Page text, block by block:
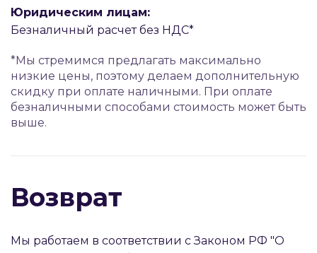
Юридическим лицам:
Безналичный расчет без НДС*
*Мы стремимся предлагать максимально
низкие цены, поэтому делаем дополнительную
скидку при оплате наличными. При оплате
безналичными способами стоимость может быть
выше.
Возврат
Мы работаем в соответствии с Законом РФ "О